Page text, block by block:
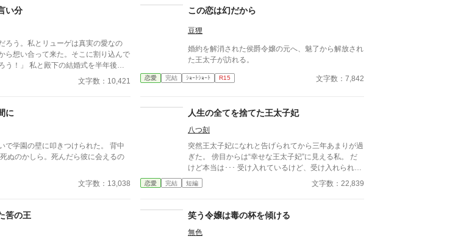
り受けた。 新たな国王の誕生だった。
い分
ろう。私とリューゲは真実の愛なの
ら想い合って来た。そこに割り込んで
う！」 私と殿下の結婚式を半年後に
っしゃることではありませんわね。
文字数：10,421
この恋は幻だから
豆狸
婚約を解消された侯爵令嬢の元へ、魅了から解放され
た王太子が訪れる。
恋愛 完結 ｼｮｰﾄｼｮｰﾄ R15 文字数：7,842
に
で学園の壁に叩きつけられた。 背中
ぬのかしら。死んだら彼に会えるの
文字数：13,038
人生の全てを捨てた王太子妃
八つ刻
突然王太子妃になれと告げられてから三年あまりが過
ぎた。 傍目からは“幸せな王太子妃”に見える私。 だ
けど本当は･･･ 受け入れているけど、受け入れられな
い王太子妃と彼女を取り巻く人々の話。 ※※※幸せ
な話とは言い難いです※※※ タグをよく見て読んで
が駄目な方も)はブラウザバックをお勧めします。 ※
本編六話＋番外編六話の全十二話。 ※番外編の王太
子視点はヤンデレ注意報が発令されています。
恋愛 完結 短編 文字数：22,839
筈の王 笑う令嬢は毒の杯を傾ける
無色